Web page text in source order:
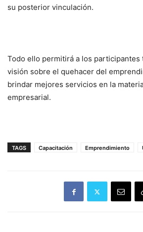
su posterior vinculación.
Todo ello permitirá a los participantes
visión sobre el quehacer del
brindar mejores servicios en la
empresarial.
TAGS Capacitación Emprendimiento